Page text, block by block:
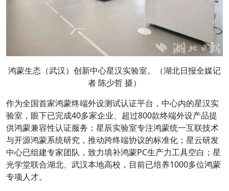
鸿蒙生态（武汉）创新中心星汉实验室。（湖北日报全媒记
者 陈少哲 摄）
作为全国首家鸿蒙终端外设测试认证平台，中心内的星汉实
验室，眼下已完成40多家企业、超过800款终端外设产品提
供鸿蒙兼容性认证服务；星辰实验室专注鸿蒙统一互联技术
与开源鸿蒙系统研究，推动跨终端协议的标准化；星云研发
中心已组建专家团队，致力填补鸿蒙PC生产力工具空白；星
光学堂联合湖北、武汉本地高校，目前已培养1000多位鸿蒙
专项人才。